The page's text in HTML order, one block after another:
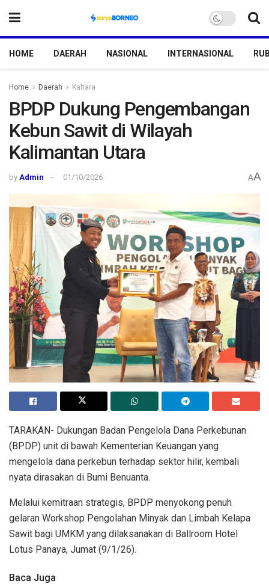
HOME DAERAH NASIONAL INTERNASIONAL
Home Daerah Kaltara
BPDP Dukung Pengembangan
Kebun Sawit di Wilayah
Kalimantan Utara
by Admin 01/10/2026 AA
TARAKAN- Dukungan Badan Pengelola Dana Perkebunan
(BPDP) unit di bawah Kementerian Keuangan yang
mengelola dana perkebun terhadap sektor hilir, kembali
nyata dirasakan di Bumi Benuanta.
Melalui kemitraan strategis, BPDP menyokong penuh
gelaran Workshop Pengolahan Minyak dan Limbah Kelapa
Sawit bagi UMKM yang dilaksanakan di Ballroom Hotel
Lotus Panaya, Jumat (9/1/26).
Baca Juga